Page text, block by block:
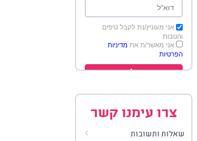
אני מעוניין/נת לקבל טיפים
והטבות
אני מאשר/ת את מדיניות
הפרטיות
שלח
צרו עימנו קשר
שאלות ותשובות